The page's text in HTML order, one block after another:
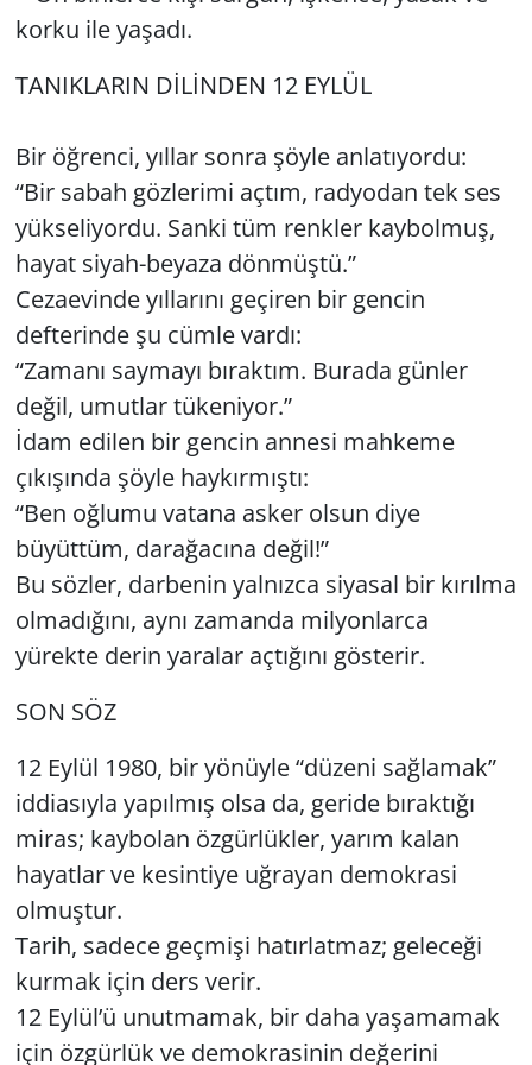
korku ile yaşadı.
TANIKLARIN DİLİNDEN 12 EYLÜL
Bir öğrenci, yıllar sonra şöyle anlatıyordu:
“Bir sabah gözlerimi açtım, radyodan tek ses
yükseliyordu. Sanki tüm renkler kaybolmuş,
hayat siyah-beyaza dönmüştü.”
Cezaevinde yıllarını geçiren bir gencin
defterinde şu cümle vardı:
“Zamanı saymayı bıraktım. Burada günler
değil, umutlar tükeniyor.”
İdam edilen bir gencin annesi mahkeme
çıkışında şöyle haykırmıştı:
“Ben oğlumu vatana asker olsun diye
büyüttüm, darağacına değil!”
Bu sözler, darbenin yalnızca siyasal bir kırılma
olmadığını, aynı zamanda milyonlarca
yürekte derin yaralar açtığını gösterir.
SON SÖZ
12 Eylül 1980, bir yönüyle “düzeni sağlamak”
iddiasıyla yapılmış olsa da, geride bıraktığı
miras; kaybolan özgürlükler, yarım kalan
hayatlar ve kesintiye uğrayan demokrasi
olmuştur.
Tarih, sadece geçmişi hatırlatmaz; geleceği
kurmak için ders verir.
12 Eylül’ü unutmamak, bir daha yaşamamak
için özgürlük ve demokrasinin değerini